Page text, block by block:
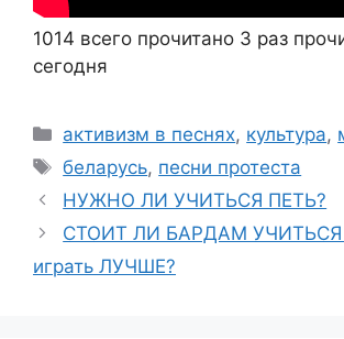
1014 всего прочитано 3 раз
сегодня
Рубрики
активизм в песнях, культура,
Метки
беларусь, песни протеста
НУЖНО ЛИ УЧИТЬСЯ ПЕТЬ?
СТОИТ ЛИ БАРДАМ УЧИТЬСЯ
играть ЛУЧШЕ?